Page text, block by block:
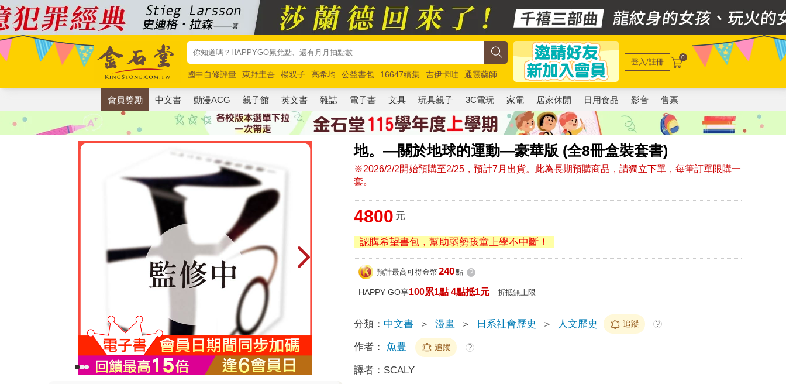
國中自修評量 東野圭吾 楊双子 高希均 公益書包 16647續集 吉伊卡哇
通靈藥師
唯紅花綻放
奧德賽 路邊攤新作 馬斯克 玩具總動員5 超慢跑
登入/註冊 0
會員獎勵 中文書 動漫ACG 親子館 英文書 雜誌 電子書 文具 玩具親子 3C電玩 家電 居家休閒 日用食品 影音 售票
地。—關於地球的運動—豪華版 (全8冊盒裝套書)
※2026/2/2開始預購至2/25，預計7月出貨。此為長期預購商品，請獨立下單，每筆訂單限購一
套。
4800 元
認購希望書包，幫助弱勢孩童上學不中斷！
預計最高可得金幣 240點 ?
HAPPY GO享100累1點 4點抵1元 折抵無上限
分類： 中文書 ＞ 漫畫 ＞ 日系社會歷史 ＞ 人文歷史 追蹤 ?
作者： ⿂豊 追蹤 ?
譯者： SCALY